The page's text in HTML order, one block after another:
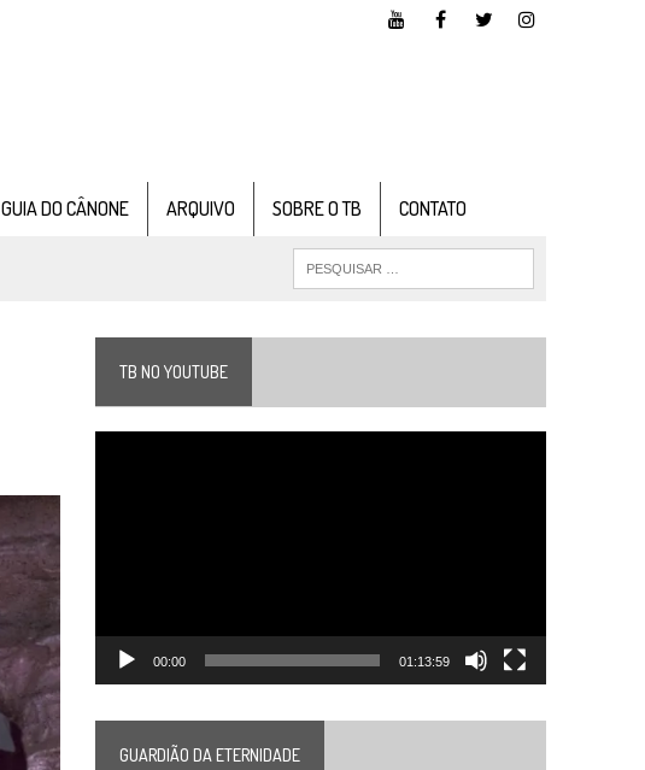
GUIA DO CÂNONE ARQUIVO SOBRE O TB CONTATO
TB NO YOUTUBE
00:00 01:13:59
GUARDIÃO DA ETERNIDADE